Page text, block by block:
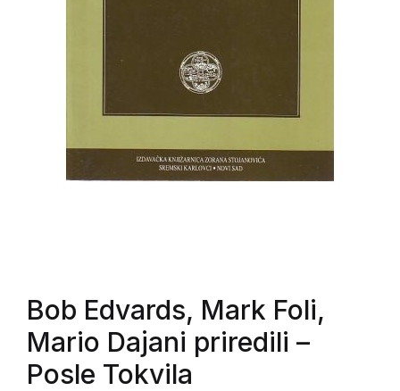
Bob Edvards, Mark Foli,
Mario Dajani priredili –
Posle Tokvila